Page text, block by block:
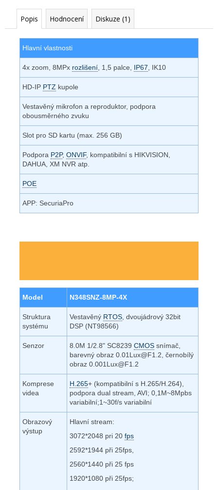
Popis Hodnocení Diskuze (1)
Hlavní vlastnosti
4x zoom, 8MPx rozlišení , 1,5 palce, IP67 , IK10
HD-IP PTZ kupole
Vestavěný mikrofon a reproduktor, podpora
obousměrného zvuku
Slot pro SD kartu (max. 256 GB)
Podpora P2P, ONVIF, kompatibilní s HIKVISION,
DAHUA, XM NVR atp.
POE
APP: SecuriaPro
Model N348SNZ-8MP-4X
Struktura
systému
Vestavěný RTOS , dvoujádrový 32bit
DSP (NT98566)
Senzor 8.0M 1/2.8" SC8239 CMOS snímač,
barevný obraz 0.01Lux@F1.2, černobílý
obraz 0.001Lux@F1.2
Komprese
videa
H.265+ (kompatibilní s H.265/H.264),
podpora dual stream, AVI; 0,1M~8Mpbs
variabilní;1~30f/s variabilní
Obrazový
výstup
Hlavní stream:
3072*2048 pri 20 fps
2592*1944 při 25fps,
2560*1440 při 25 fps
1920*1080 při 25fps;